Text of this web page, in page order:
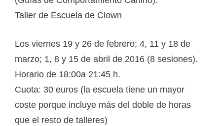
Taller de Escuela de Clown
Los viernes 19 y 26 de febrero; 4, 11 y 18 de
marzo; 1, 8 y 15 de abril de 2016 (8 sesiones).
Horario de 18:00a 21:45 h.
Cuota: 30 euros (la escuela tiene un mayor
coste porque incluye más del doble de horas
que el resto de talleres)